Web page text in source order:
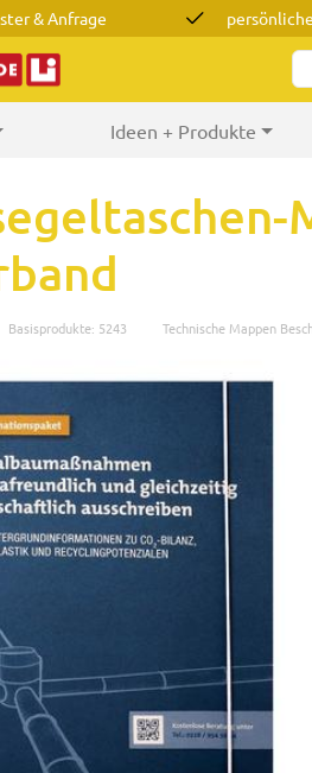
& Anfrage
Ideen + Produkte
Basisprodukte: 5243 Technische Mappen